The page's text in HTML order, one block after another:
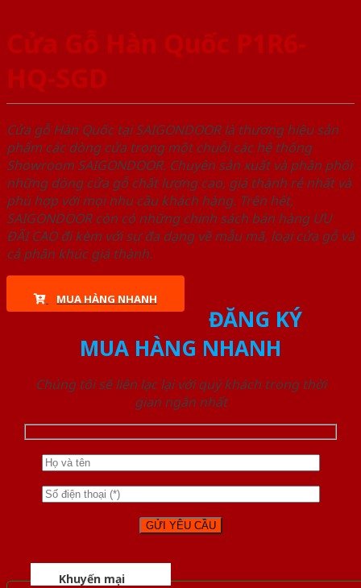
Cửa Gỗ Hàn Quốc P1R6-
HQ-SGD
Cửa gỗ Hàn Quốc tại SAIGONDOOR là thương hiệu sản
phẩm các dòng cửa trong một chuỗi các hệ thống
Showroom SAIGONDOOR. Chuyên sản xuất và phân phối
những dòng cửa gỗ chất lượng cao, giá thành rẻ nhất và
phù hợp với mọi nhu cầu khách hàng. Trên hết,
SAIGONDOOR còn có những chính sách bán hàng ƯU
ĐÃI CAO đi kèm với sự đa dạng về mẫu mã, loại cửa gỗ và
cả phân khúc giá thành.
MUA HÀNG NHANH
ĐĂNG KÝ
MUA HÀNG NHANH
Chúng tôi sẽ liên lạc lại với quý khách trong thời
gian ngắn nhất
Khuyến mại